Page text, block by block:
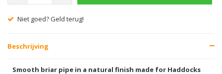
Gratis verzending vanaf € 75,00
Beschrijving
Smooth briar pipe in a natural finish made for Haddocks